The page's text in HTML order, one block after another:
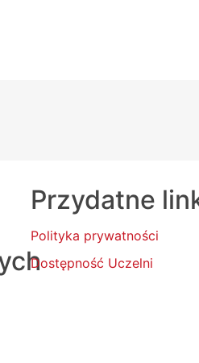
Przydatne
Polityka prywatności
Dostępność Uczelni